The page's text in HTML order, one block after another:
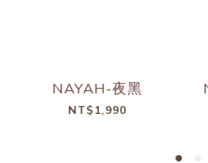
NAYAH-夜黑
NT$1,990